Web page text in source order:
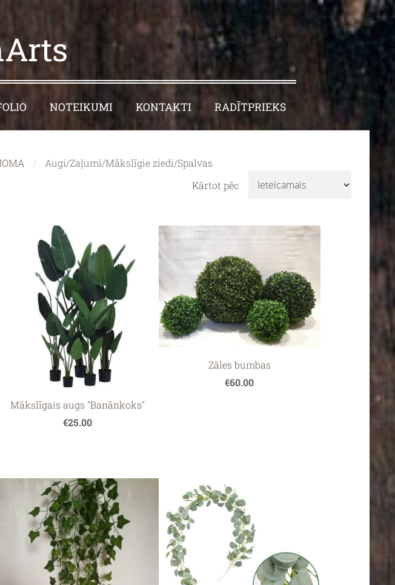
NOTEIKUMI KONTAKTI RADĪTPRIEKS
Augi/Zaļumi/Mākslīgie ziedi/Spalvas
Kārtot pēc
Mākslīgais augs "Banānkoks"
€25.00
Zāles bumbas
€60.00